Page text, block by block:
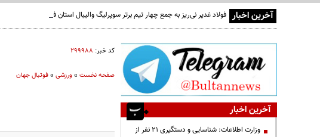
آخرین اخبار فولاد غدیر نی‌ریز به جمع چهار تیم برتر سوپرلیگ والیبال استان فارس صعود کرد
کد خبر: ۲۹۹۹۸۸
صفحه نخست»ورزشی»فوتبال جهان
آخرین اخبار
وزارت اطلاعات: شناسایی و دستگیری ۲۱ نفر از